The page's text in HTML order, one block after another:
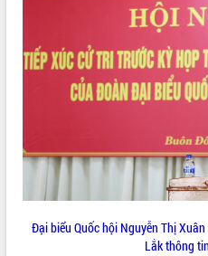
Rà soát, hoàn thiện hệ thống thiết chế
văn hóa, thể thao đáp ứng yêu cầu
Thường trực HĐND tỉnh Đắk Lắk gặp
Lễ truy điệu và an táng hài cốt liệt sĩ
tại Nghĩa trang Liệt sĩ xã Sơn Hòa
Bàn giải pháp tháo gỡ khó khăn trong
xuất khẩu sầu riêng và triển khai quy
định EUDR
LIÊN KẾT WEB
THỐNG KÊ TRUY CẬP
Hôm nay:
30489
Tất cả: 66043229
Đại biểu Quốc hội Nguyễn Thị
Lắk thông